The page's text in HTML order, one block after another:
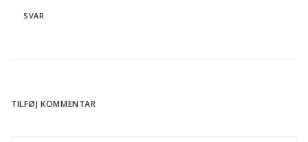
SVAR
TILFØJ KOMMENTAR